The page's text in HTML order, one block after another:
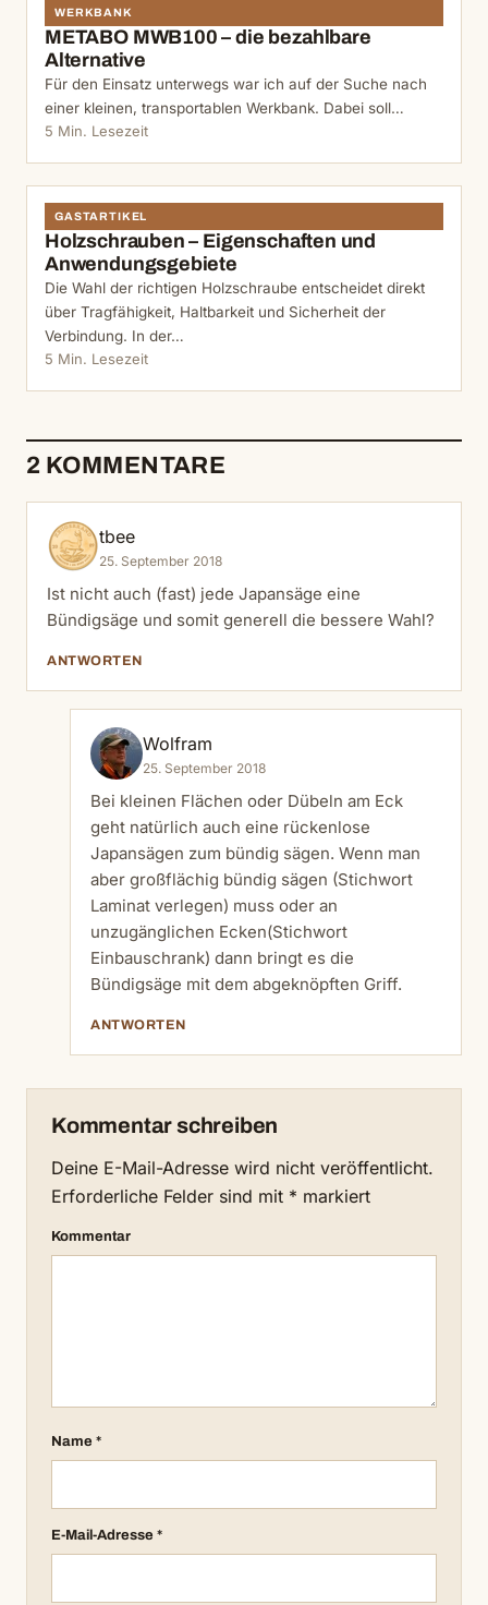
WERKBANK
METABO MWB100 – die bezahlbare
Alternative
Für den Einsatz unterwegs war ich auf der Suche nach
einer kleinen, transportablen Werkbank. Dabei soll…
5 Min. Lesezeit
GASTARTIKEL
Holzschrauben – Eigenschaften und
Anwendungsgebiete
Die Wahl der richtigen Holzschraube entscheidet direkt
über Tragfähigkeit, Haltbarkeit und Sicherheit der
Verbindung. In der…
5 Min. Lesezeit
2 KOMMENTARE
tbee
25. September 2018
Ist nicht auch (fast) jede Japansäge eine
Bündigsäge und somit generell die bessere Wahl?
ANTWORTEN
Wolfram
25. September 2018
Bei kleinen Flächen oder Dübeln am Eck
geht natürlich auch eine rückenlose
Japansägen zum bündig sägen. Wenn man
aber großflächig bündig sägen (Stichwort
Laminat verlegen) muss oder an
unzugänglichen Ecken(Stichwort
Einbauschrank) dann bringt es die
Bündigsäge mit dem abgeknöpften Griff.
ANTWORTEN
Kommentar schreiben
Deine E-Mail-Adresse wird nicht veröffentlicht.
Erforderliche Felder sind mit * markiert
Kommentar
Name *
E-Mail-Adresse *